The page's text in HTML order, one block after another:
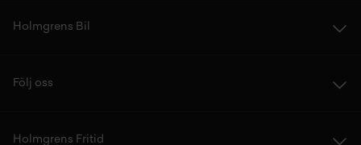
Holmgrens Bil
Följ oss
Holmgrens Fritid